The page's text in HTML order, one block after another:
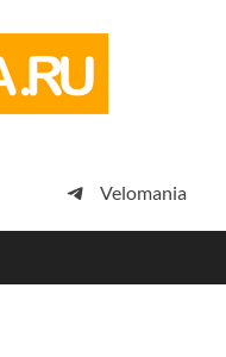
просто
Velomania